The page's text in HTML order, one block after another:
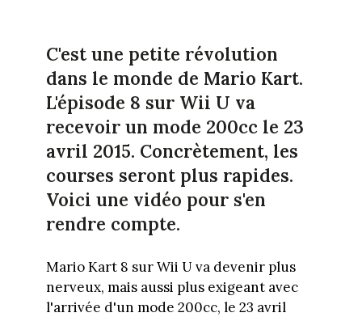
C'est une petite révolution
dans le monde de Mario Kart.
L'épisode 8 sur Wii U va
recevoir un mode 200cc le 23
avril 2015. Concrètement, les
courses seront plus rapides.
Voici une vidéo pour s'en
rendre compte.
Mario Kart 8 sur Wii U va devenir plus
nerveux, mais aussi plus exigeant avec
l'arrivée d'un mode 200cc, le 23 avril